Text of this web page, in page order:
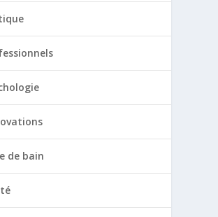
de bain